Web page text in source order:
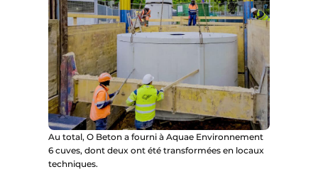
Au total, O Beton a fourni à Aquae Environnement
6 cuves, dont deux ont été transformées en locaux
techniques.